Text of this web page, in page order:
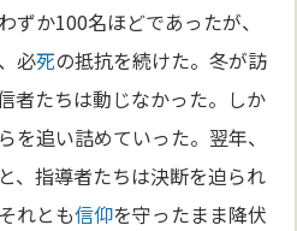
ずか100名ほどであったが、
必死の抵抗を続けた。冬が訪
者たちは動じなかった。しか
を追い詰めていった。翌年、
、指導者たちは決断を迫られ
れとも信仰を守ったまま降伏